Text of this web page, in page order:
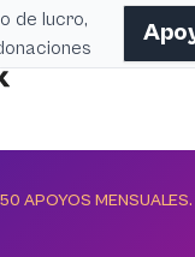
de lucro,
APOYOS MENSUALES.